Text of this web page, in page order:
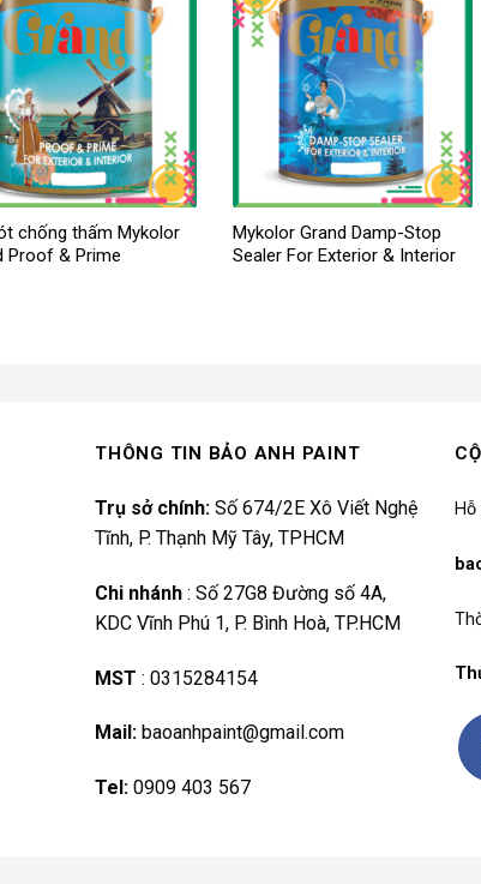
chống thấm Mykolor
Proof & Prime
Mykolor Grand Damp-Stop
Sealer For Exterior & Interior
THÔNG TIN BẢO ANH PAINT
Trụ sở chính: Số 674/2E Xô Viết Nghệ
Tĩnh, P. Thạnh Mỹ Tây, TPHCM
Chi nhánh : Số 27G8 Đường số 4A,
KDC Vĩnh Phú 1, P. Bình Hoà, TP.HCM
MST : 0315284154
Mail: baoanhpaint@gmail.com
Tel: 0909 403 567